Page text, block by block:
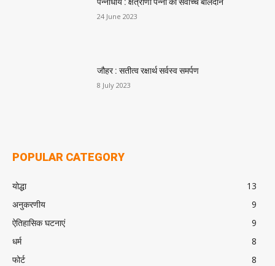
पन्नाधाय : क्षत्राणी पन्ना का सर्वोच्च बलिदान
24 June 2023
जौहर : सतीत्व रक्षार्थ सर्वस्व समर्पण
8 July 2023
POPULAR CATEGORY
योद्धा
13
अनुकरणीय
9
ऐतिहासिक घटनाएं
9
धर्म
8
फोर्ट
8